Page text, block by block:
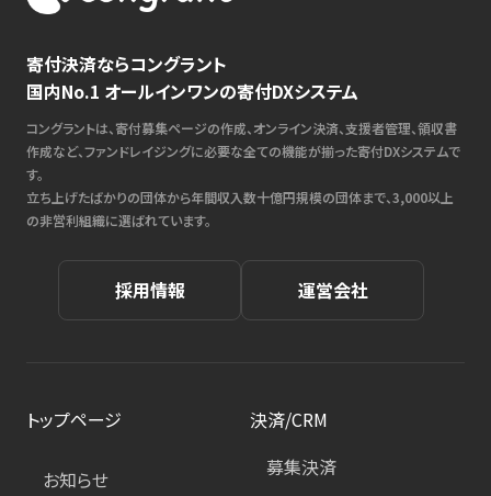
寄付決済ならコングラント
国内No.1 オールインワンの寄付DXシステム
コングラントは、寄付募集ページの作成、オンライン決済、支援者管理、領収書
作成など、ファンドレイジングに必要な全ての機能が揃った寄付DXシステムで
す。
立ち上げたばかりの団体から年間収入数十億円規模の団体まで、3,000以上
の非営利組織に選ばれています。
採用情報 運営会社
トップページ
お知らせ
決済/CRM
募集決済